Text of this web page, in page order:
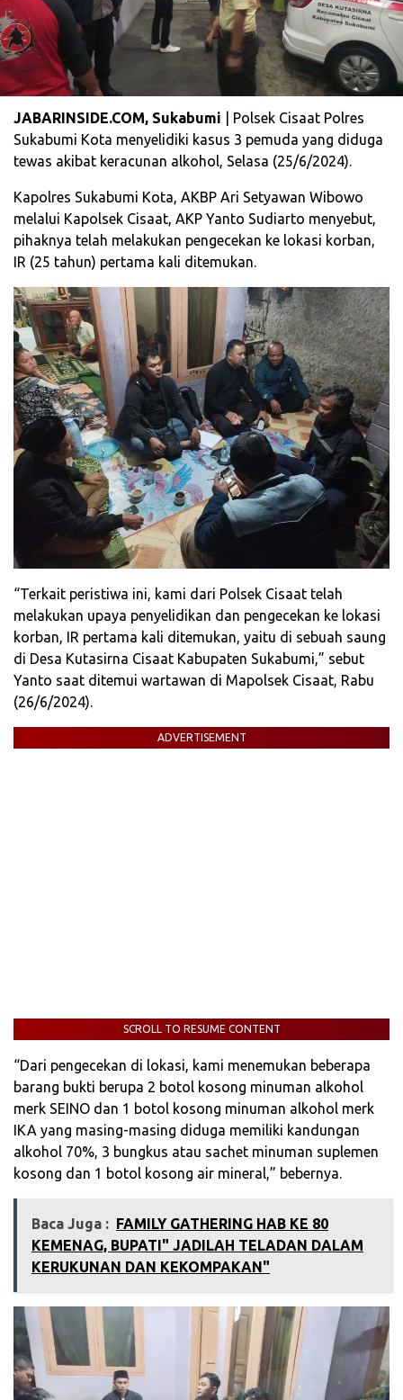
JABARINSIDE.COM, Sukabumi
| Polsek Cisaat Polres
Sukabumi Kota menyelidiki kasus 3 pemuda yang diduga
tewas akibat keracunan alkohol, Selasa (25/6/2024).
Kapolres Sukabumi Kota, AKBP Ari Setyawan Wibowo
melalui Kapolsek Cisaat, AKP Yanto Sudiarto menyebut,
pihaknya telah melakukan pengecekan ke lokasi korban,
IR (25 tahun) pertama kali ditemukan.
“Terkait peristiwa ini, kami dari Polsek Cisaat telah
melakukan upaya penyelidikan dan pengecekan ke lokasi
korban, IR pertama kali ditemukan, yaitu di sebuah saung
di Desa Kutasirna Cisaat Kabupaten Sukabumi,” sebut
Yanto saat ditemui wartawan di Mapolsek Cisaat, Rabu
(26/6/2024).
ADVERTISEMENT
SCROLL TO RESUME CONTENT
“Dari pengecekan di lokasi, kami menemukan beberapa
barang bukti berupa 2 botol kosong minuman alkohol
merk SEINO dan 1 botol kosong minuman alkohol merk
IKA yang masing-masing diduga memiliki kandungan
alkohol 70%, 3 bungkus atau sachet minuman suplemen
kosong dan 1 botol kosong air mineral,” bebernya.
Baca Juga : FAMILY GATHERING HAB KE 80
KEMENAG, BUPATI" JADILAH TELADAN DALAM
KERUKUNAN DAN KEKOMPAKAN"